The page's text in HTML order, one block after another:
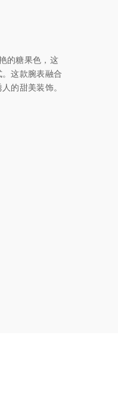
的糖果色，这
这款腕表融合
的甜美装饰。
众不同而采用独
疑问，敬请咨询